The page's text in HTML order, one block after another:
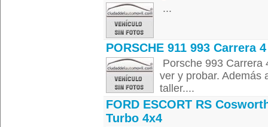
...
PORSCHE 911 993 Carrera
Porsche 993 Carrera
ver y probar. Además
taller....
FORD ESCORT RS
Turbo 4x4